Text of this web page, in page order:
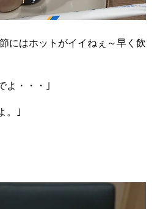
にはホットがイイねぇ～早く飲
よ・・・｣
。｣